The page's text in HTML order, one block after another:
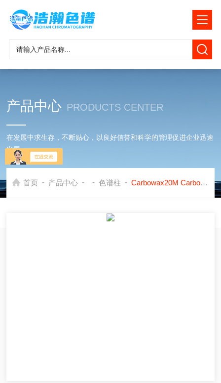
产品中心 PRODUCTS CENTER
在发展中求生存，不断贴心，以良好信誉和科学的管理促进企业迅速
发展
首页 - 产品中心 - - 色谱柱 - Carbowax20M Carbopack B固定污染源排气中甲醇的测定岛津色谱柱